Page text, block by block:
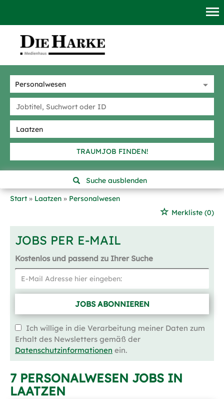
TRAUMJOB FINDEN!
Suche ausblenden
Start
Laatzen
Personalwesen
Merkliste (0)
JOBS PER E-MAIL
Kostenlos und passend zu Ihrer Suche
JOBS ABONNIEREN
Ich willige in die Verarbeitung meiner Daten zum
Erhalt des Newsletters gemäß der
Datenschutzinformationen ein.
7 PERSONALWESEN JOBS IN
LAATZEN